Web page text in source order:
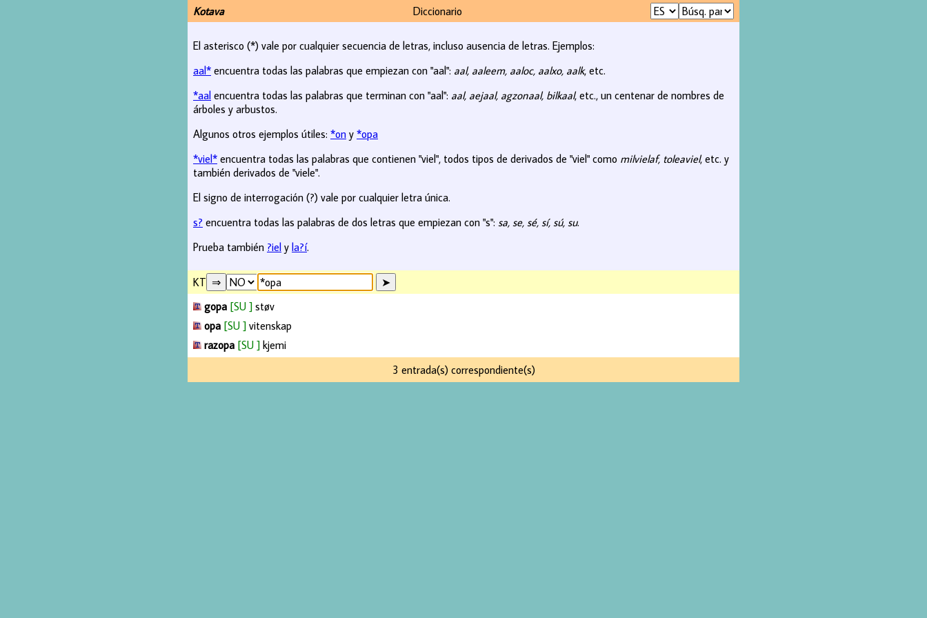
Kotava Diccionario
El asterisco (*) vale por cualquier secuencia de letras, incluso ausencia de letras. Ejemplos:
aal* encuentra todas las palabras que empiezan con "aal": aal, aaleem, aaloc, aalxo, aalk, etc.
*aal encuentra todas las palabras que terminan con "aal": aal, aejaal, agzonaal, bilkaal, etc., un centenar de nombres de
árboles y arbustos.
Algunos otros ejemplos útiles: *on y *opa
*viel* encuentra todas las palabras que contienen "viel", todos tipos de derivados de "viel" como milvielaf, toleaviel, etc. y
también derivados de "viele".
El signo de interrogación (?) vale por cualquier letra única.
s? encuentra todas las palabras de dos letras que empiezan con "s": sa, se, sé, sí, sú, su.
Prueba también ?iel y la?í.
KT
gopa [SU ] støv
opa [SU ] vitenskap
razopa [SU ] kjemi
3 entrada(s) correspondiente(s)